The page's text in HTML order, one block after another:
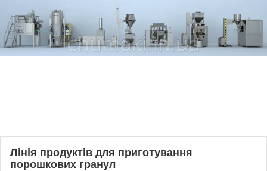
Лінія продуктів для приготування
порошкових гранул